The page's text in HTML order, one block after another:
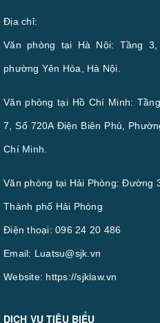
Địa chỉ:
Văn phòng tại Hà Nội: Tầng
phường Yên Hòa, Hà Nội.
Văn phòng tại Hồ Chí Minh:
7, Số 720A Điện Biên Phủ,
Chí Minh.
Văn phòng tại Hải Phòng: Đường
Thành phố Hải Phòng
Điện thoại: 096 24 20 486
Email: Luatsu@sjk.vn
Website: https://sjklaw.vn
DỊCH VỤ TIÊU BIỂU